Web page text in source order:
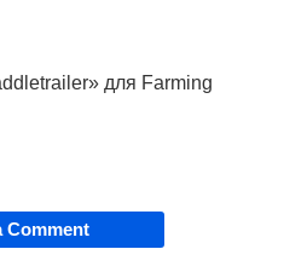
для Farming
Comment